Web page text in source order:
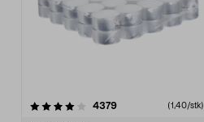
4379anmeldelser(1,40/stk)
4.0 av 5 stjerner